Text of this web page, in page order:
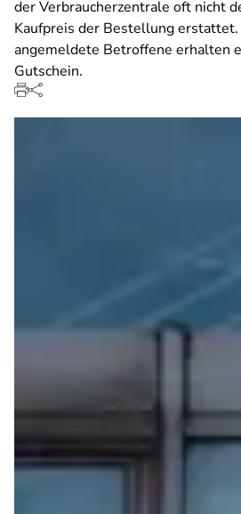
der Verbraucherzentrale oft nicht
Kaufpreis der Bestellung erstattet.
angemeldete Betroffene erhalten
Gutschein.